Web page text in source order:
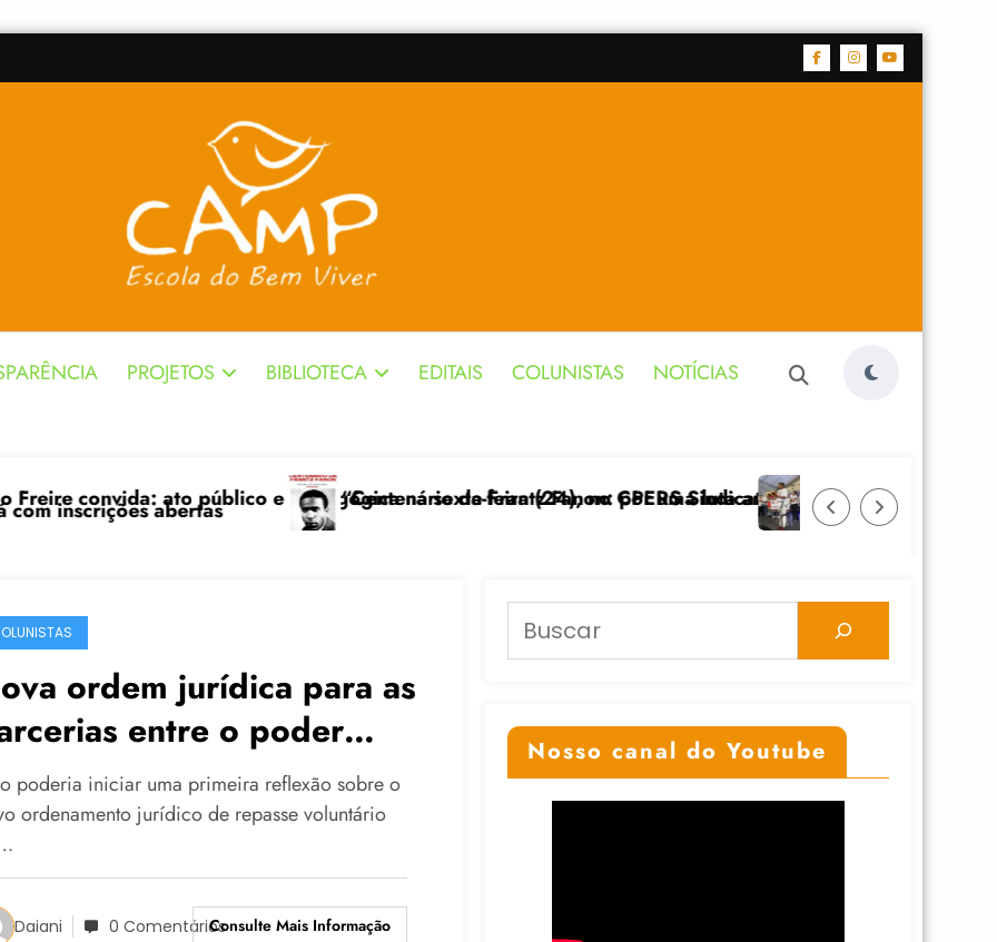
PROJETOS BIBLIOTECA EDITAIS COLUNISTAS NOTÍCIAS
público e pedagógica na sexta-feira (24), no CPERS Sindicato
“Centenário de Frantz Fanon: por uma luta anticolonial” dia 24/11 na UFGRS
Feicoop é marcada pela diversidade
ordem jurídica para as
entre o poder
e a sociedade civil
– Parte I
poderia iniciar uma primeira reflexão sobre o
ordenamento jurídico de repasse voluntário
Daiani 0 ComentáriosConsulte Mais Informação
Pesquisar
Nosso canal do Youtube